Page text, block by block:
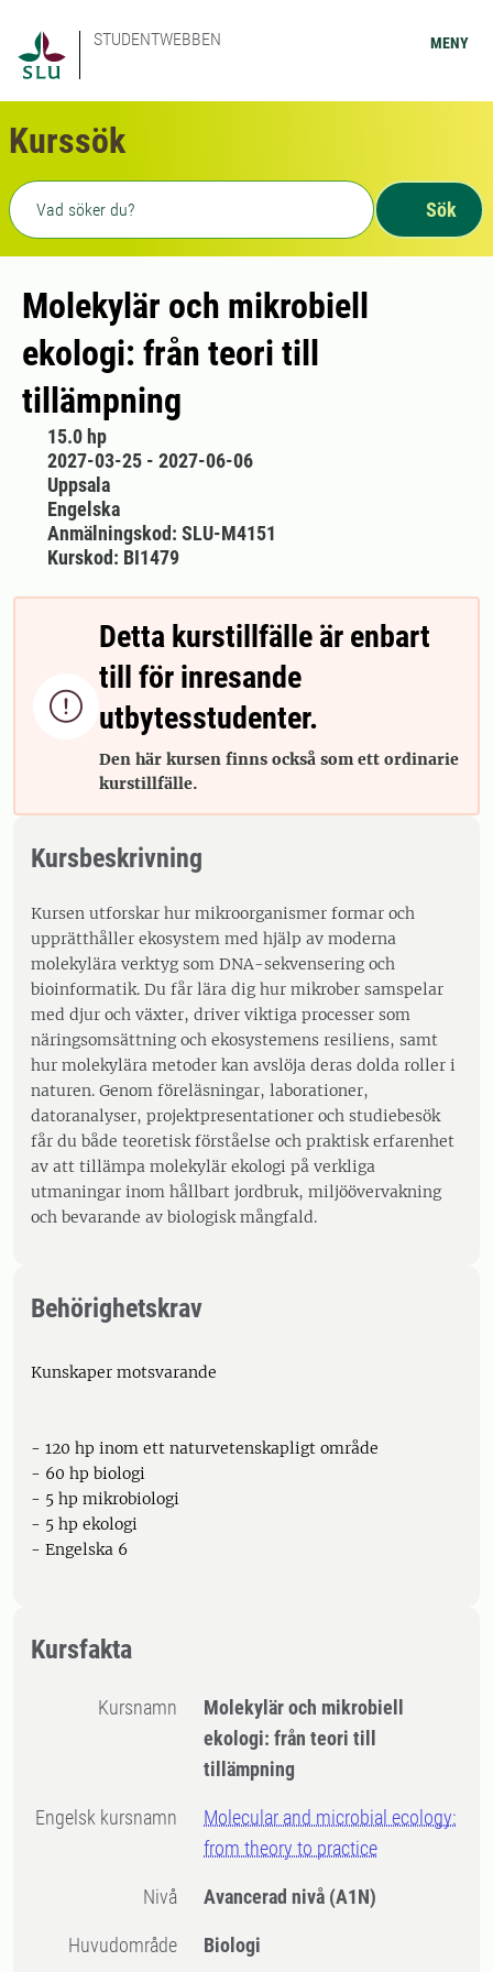
STUDENTWEBBEN MENY
Kurssök
Fritext sökning
Sök
Molekylär och mikrobiell
ekologi: från teori till
tillämpning
15.0 hp
2027-03-25 - 2027-06-06
Uppsala
Engelska
Anmälningskod: SLU-M4151
Kurskod: BI1479

Detta kurstillfälle är enbart
till för inresande
utbytesstudenter.
Den här kursen finns också som ett ordinarie
kurstillfälle.
Kursbeskrivning
Kursen utforskar hur mikroorganismer formar och
upprätthåller ekosystem med hjälp av moderna
molekylära verktyg som DNA-sekvensering och
bioinformatik. Du får lära dig hur mikrober samspelar
med djur och växter, driver viktiga processer som
näringsomsättning och ekosystemens resiliens, samt
hur molekylära metoder kan avslöja deras dolda roller i
naturen. Genom föreläsningar, laborationer,
datoranalyser, projektpresentationer och studiebesök
får du både teoretisk förståelse och praktisk erfarenhet
av att tillämpa molekylär ekologi på verkliga
utmaningar inom hållbart jordbruk, miljöövervakning
och bevarande av biologisk mångfald.
Behörighetskrav
Kunskaper motsvarande
- 120 hp inom ett naturvetenskapligt område
- 60 hp biologi
- 5 hp mikrobiologi
- 5 hp ekologi
- Engelska 6
Kursfakta
Kursnamn
Molekylär och mikrobiell
ekologi: från teori till
tillämpning
Engelsk kursnamn
Molecular and microbial ecology:
from theory to practice
Nivå Avancerad nivå (A1N)
Huvudområde Biologi